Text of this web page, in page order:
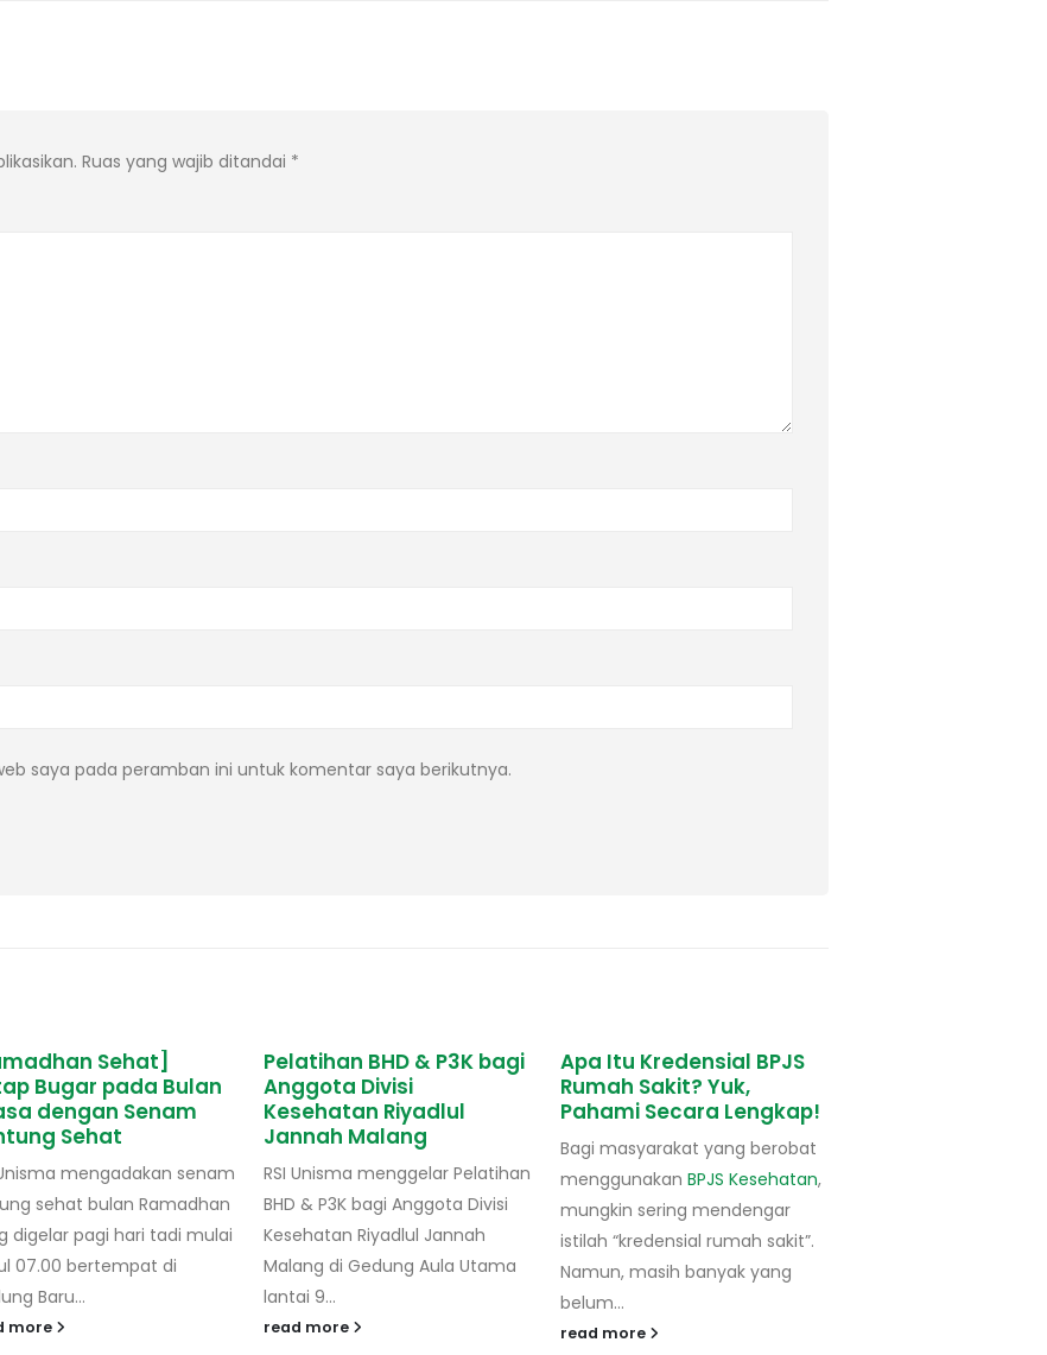
Ruas yang wajib ditandai *
saya pada peramban ini untuk komentar saya berikutnya.
Sehat]
Bugar pada Bulan
dengan Senam
Sehat
mengadakan senam
sehat bulan Ramadhan
digelar pagi hari tadi mulai
07.00 bertempat di
Baru...
more
Pelatihan BHD & P3K bagi
Anggota Divisi
Kesehatan Riyadlul
Jannah Malang
RSI Unisma menggelar Pelatihan
BHD & P3K bagi Anggota Divisi
Kesehatan Riyadlul Jannah
Malang di Gedung Aula Utama
lantai 9...
read more
Apa Itu Kredensial BPJS
Rumah Sakit? Yuk,
Pahami Secara Lengkap!
Bagi masyarakat yang berobat
menggunakan BPJS Kesehatan,
mungkin sering mendengar
istilah “kredensial rumah sakit”.
Namun, masih banyak yang
belum...
read more